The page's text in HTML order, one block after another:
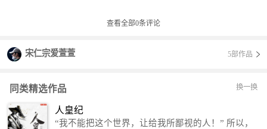
查看全部0条评论
宋仁宗爱萱萱 5部作品
同类精选作品 换一换
人皇纪
“我不能把这个世界，让给我所鄙视的人！” 所以，